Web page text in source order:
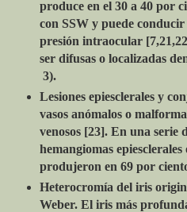
produce en el 30 a 40 por
con SSW y puede
presión intraocular
ser difusas o localizadas
3).
Lesiones epiesclerales y
vasos anómalos o
venosos [23]. En una serie
hemangiomas
produjeron en 69 por
Heterocromía del iris
Weber. El iris más